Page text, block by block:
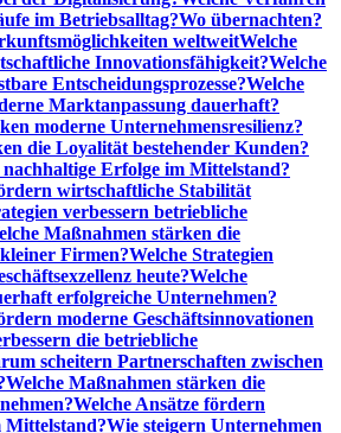
im Betriebsalltag?Wo übernachten?
weltweitWelche
Innovationsfähigkeit?Welche
Entscheidungsprozesse?Welche
Marktanpassung dauerhaft?
moderne Unternehmensresilienz?
die Loyalität bestehender Kunden?
nachhaltige Erfolge im Mittelstand?
wirtschaftliche Stabilität
verbessern betriebliche
Maßnahmen stärken die
Firmen?Welche Strategien
heute?Welche
erfolgreiche Unternehmen?
moderne Geschäftsinnovationen
die betriebliche
scheitern Partnerschaften zwischen
Welche Maßnahmen stärken die
Welche Ansätze fördern
Mittelstand?Wie steigern Unternehmen